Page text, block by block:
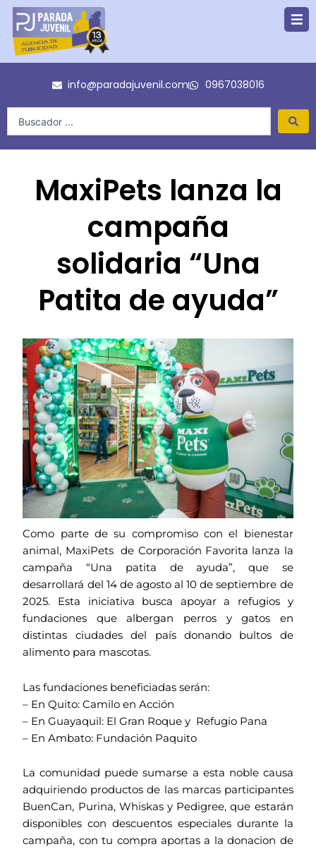
contenido
info@paradajuvenil.com 0967038016
MaxiPets lanza la
campaña
solidaria “Una
Patita de ayuda”
Como parte de su compromiso con el bienestar
animal, MaxiPets de Corporación Favorita lanza la
campaña “Una patita de ayuda”, que se
desarrollará del 14 de agosto al 10 de septiembre de
2025. Esta iniciativa busca apoyar a refugios y
fundaciones que albergan perros y gatos en
distintas ciudades del país donando bultos de
alimento para mascotas.
Las fundaciones beneficiadas serán:
– En Quito: Camilo en Acción
– En Guayaquil: El Gran Roque y Refugio Pana
– En Ambato: Fundación Paquito
La comunidad puede sumarse a esta noble causa
adquiriendo productos de las marcas participantes
BuenCan, Purina, Whiskas y Pedigree, que estarán
disponibles con descuentos especiales durante la
campaña, con tu compra aportas a la donacion de